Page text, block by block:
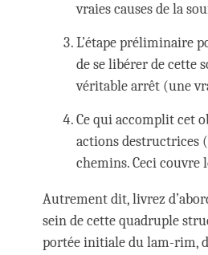
vraies causes de la
L’étape préliminaire
de se libérer de cette
véritable arrêt (une
Ce qui accomplit cet
actions destructrices
chemins. Ceci couvre
Autrement dit, livrez
sein de cette quadruple
portée initiale du lam-rim,